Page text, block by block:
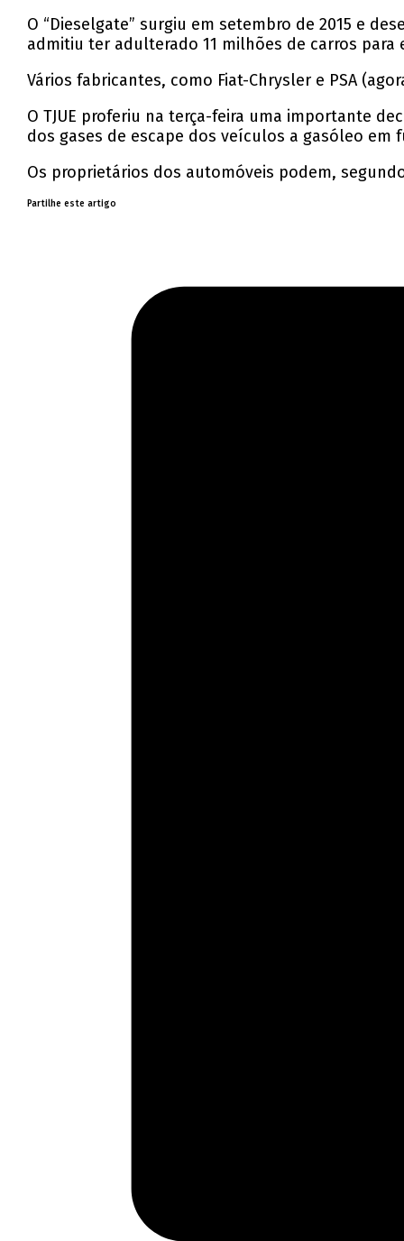
O “Dieselgate” surgiu em setembro de 2015 e
admitiu ter adulterado 11 milhões de carros para
Vários fabricantes, como Fiat-Chrysler e PSA
O TJUE proferiu na terça-feira uma importante
dos gases de escape dos veículos a gasóleo em
Os proprietários dos automóveis podem,
Partilhe este artigo